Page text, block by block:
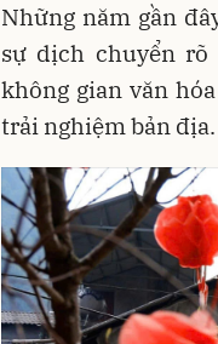
Những năm gần
sự dịch chuyển rõ
không gian văn
trải nghiệm bản địa.